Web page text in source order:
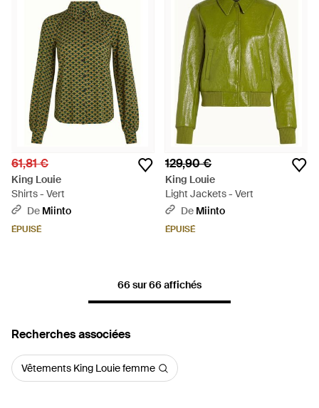
61,81 €
King Louie
Shirts - Vert
De Miinto
ÉPUISÉ
129,90 €
King Louie
Light Jackets - Vert
De Miinto
ÉPUISÉ
66 sur 66 affichés
Recherches associées
Vêtements King Louie femme